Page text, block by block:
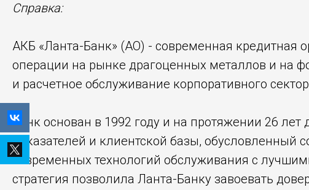
Справка:
АКБ «Ланта-Банк» (АО) - современная кредитная
операции на рынке драгоценных металлов и на
и расчетное обслуживание корпоративного
Банк основан в 1992 году и на протяжении 26
показателей и клиентской базы, обусловленный
современных технологий обслуживания с
стратегия позволила Ланта-Банку завоевать